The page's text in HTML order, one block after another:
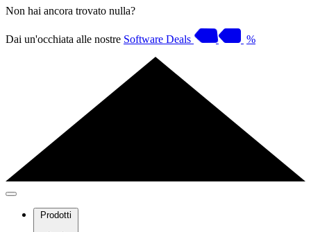
Non hai ancora trovato nulla?
Dai un'occhiata alle nostre Software Deals %
Prodotti